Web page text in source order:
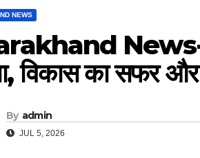
NEWS
News-
विकास का सफर
By admin
JUL 5, 2026